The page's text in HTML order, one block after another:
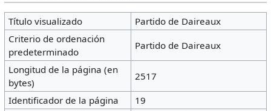
Título visualizado
Partido de Daireaux
Criterio de ordenación
predeterminado
Partido de Daireaux
Longitud de la página (en
bytes)
2517
Identificador de la página
19